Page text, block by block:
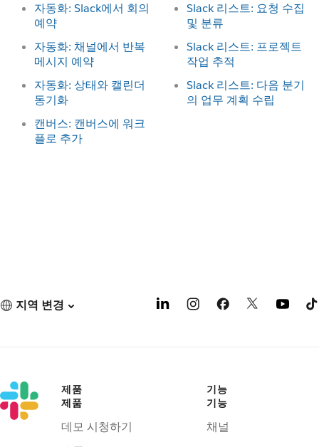
자동화: Slack에서 회의
예약
자동화: 채널에서 반복
메시지 예약
자동화: 상태와 캘린더
동기화
캔버스: 캔버스에 워크
플로 추가
Slack 리스트: 요청 수집
및 분류
Slack 리스트: 프로젝트
작업 추적
Slack 리스트: 다음 분기
의 업무 계획 수립
지역 변경
제품
제품
데모 시청하기
기능
기능
채널